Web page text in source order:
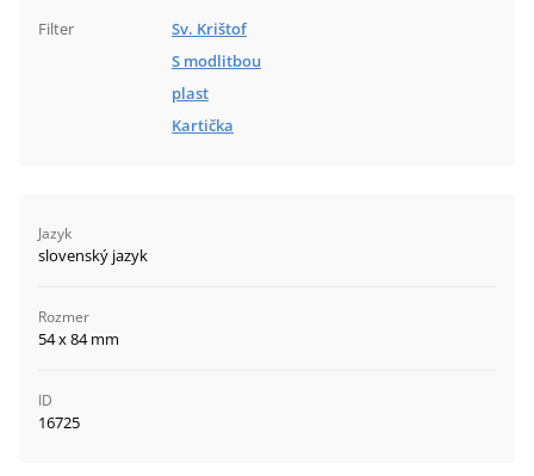
Filter
Sv. Krištof
S modlitbou
plast
Kartička
Jazyk
slovenský jazyk
Rozmer
54 x 84 mm
ID
16725